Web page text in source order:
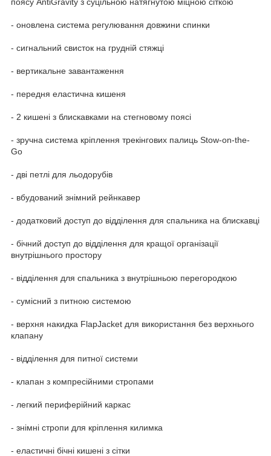
- оновлена система регулювання довжини спинки
- сигнальний свисток на грудній стяжці
- вертикальне завантаження
- передня еластична кишеня
- 2 кишені з блискавками на стегновому поясі
- зручна система кріплення трекінгових палиць Stow-on-the-
Go
- дві петлі для льодорубів
- вбудований знімний рейнкавер
- додатковий доступ до відділення для спальника на блискавці
- бічний доступ до відділення для кращої організації
внутрішнього простору
- відділення для спальника з внутрішньою перегородкою
- сумісний з питною системою
- верхня накидка FlapJacket для використання без верхнього
клапану
- відділення для питної системи
- клапан з компресійними стропами
- легкий периферійний каркас
- знімні стропи для кріплення килимка
- еластичні бічні кишені з сітки